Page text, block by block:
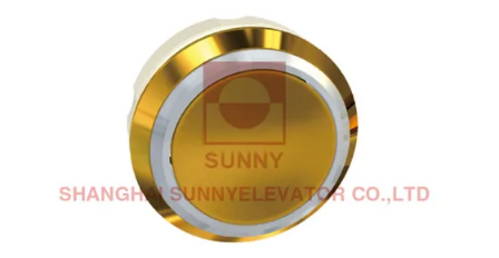
SITEMAP
PRIVACY